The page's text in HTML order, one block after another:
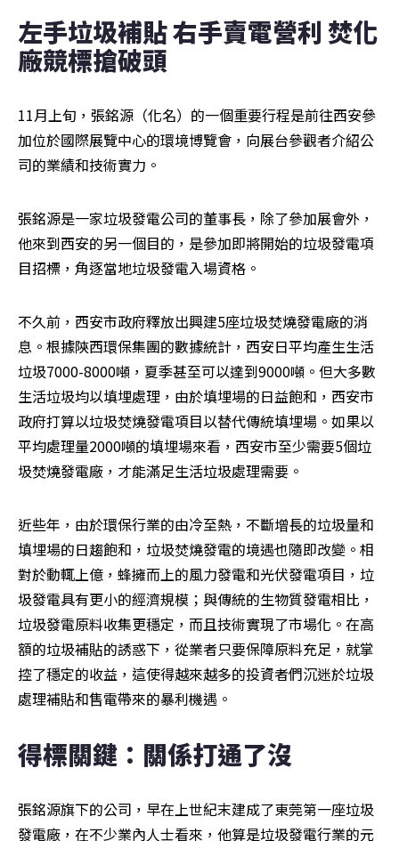
左手垃圾補貼 右手賣電營利 焚化
廠競標搶破頭
11月上旬，張銘源（化名）的一個重要行程是前往西安參
加位於國際展覽中心的環境博覽會，向展台參觀者介紹公
司的業績和技術實力。
張銘源是一家垃圾發電公司的董事長，除了參加展會外，
他來到西安的另一個目的，是參加即將開始的垃圾發電項
目招標，角逐當地垃圾發電入場資格。
不久前，西安市政府釋放出興建5座垃圾焚燒發電廠的消
息。根據陝西環保集團的數據統計，西安日平均產生生活
垃圾7000-8000噸，夏季甚至可以達到9000噸。但大多數
生活垃圾均以填埋處理，由於填埋場的日益飽和，西安市
政府打算以垃圾焚燒發電項目以替代傳統填埋場。如果以
平均處理量2000噸的填埋場來看，西安市至少需要5個垃
圾焚燒發電廠，才能滿足生活垃圾處理需要。
近些年，由於環保行業的由冷至熱，不斷增長的垃圾量和
填埋場的日趨飽和，垃圾焚燒發電的境遇也隨即改變。相
對於動輒上億，蜂擁而上的風力發電和光伏發電項目，垃
圾發電具有更小的經濟規模；與傳統的生物質發電相比，
垃圾發電原料收集更穩定，而且技術實現了市場化。在高
額的垃圾補貼的誘惑下，從業者只要保障原料充足，就掌
控了穩定的收益，這使得越來越多的投資者們沉迷於垃圾
處理補貼和售電帶來的暴利機遇。
得標關鍵：關係打通了沒
張銘源旗下的公司，早在上世紀末建成了東莞第一座垃圾
發電廠，在不少業內人士看來，他算是垃圾發電行業的元